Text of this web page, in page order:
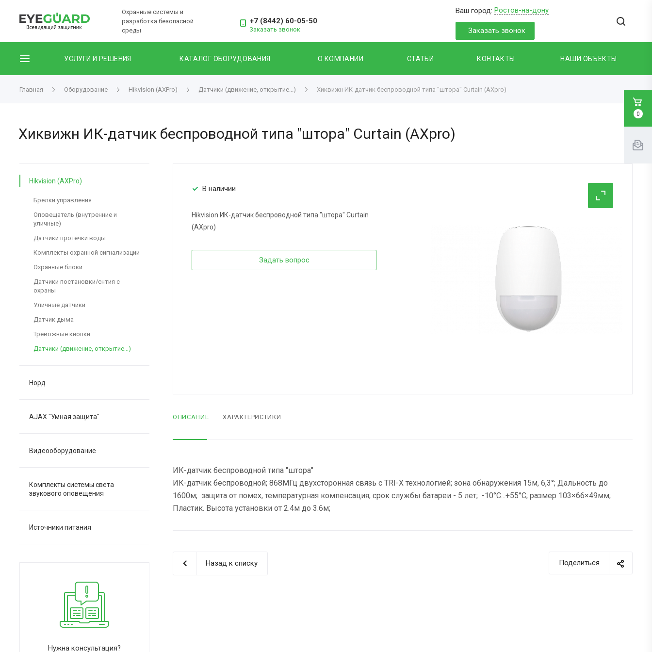
Охранные системы и
разработка безопасной
среды
+7 (8442) 60-05-50
Заказать звонок
Ваш город: Ростов-на-дону
Заказать звонок
УСЛУГИ И РЕШЕНИЯ КАТАЛОГ ОБОРУДОВАНИЯ О КОМПАНИИ СТАТЬИ КОНТАКТЫ НАШИ ОБЪЕКТЫ
Главная Оборудование Hikvision (AXPro) Датчики (движение, открытие...) Хиквижн ИК-датчик беспроводной типа "штора" Curtain (AXpro)
Хиквижн ИК-датчик беспроводной типа "штора" Curtain (AXpro)
В наличии
Hikvision ИК-датчик беспроводной типа "штора" Curtain
(AXpro)
Задать вопрос
ОПИСАНИЕ ХАРАКТЕРИСТИКИ
ИК-датчик беспроводной типа "штора"
ИК-датчик беспроводной; 868МГц двухсторонная связь с TRI-X технологией; зона обнаружения 15м, 6,3°; Дальность до
1600м; защита от помех, температурная компенсация; срок службы батареи - 5 лет; -10°C...+55°C; размер 103×66×49мм;
Пластик. Высота установки от 2.4м до 3.6м;
Поделиться
Назад к списку
Hikvision (AXPro)
Брелки управления
Оповещатель (внутренние и
уличные)
Датчики протечки воды
Комплекты охранной сигнализации
Охранные блоки
Датчики постановки/снтия с
охраны
Уличные датчики
Датчик дыма
Тревожные кнопки
Датчики (движение, открытие...)
Норд
AJAX "Умная защита"
Видеооборудование
Комплекты системы света
звукового оповещения
Источники питания
Нужна консультация?
0